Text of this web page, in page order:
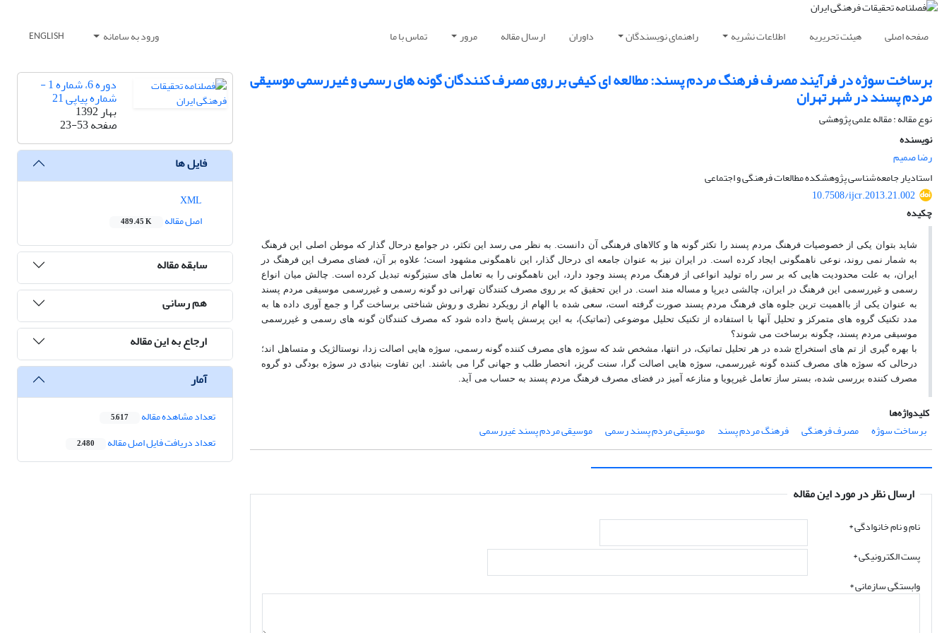
صفحه اصلی هیئت تحریریه اطلاعات نشریه راهنمای نویسندگان داوران ارسال مقاله مرور تماس با ما ورود به سامانه ENGLISH
برساخت سوژه در فرآیند مصرف فرهنگ مردم پسند: مطالعه ای کیفی بر روی مصرف کنندگان گونه های رسمی و غیررسمی موسیقی
مردم پسند در شهر تهران
نوع مقاله : مقاله علمی پژوهشی
نویسنده
رضا صمیم
استادیار جامعه‌شناسی پژوهشکده مطالعات فرهنگی و اجتماعی
10.7508/ijcr.2013.21.002
چکیده
شاید بتوان یکی از خصوصیات فرهنگ مردم پسند را تکثر گونه ها و کالاهای فرهنگی آن دانست. به نظر می رسد این تکثر، در جوامع درحال گذار که موطن اصلی این فرهنگ
به شمار نمی روند، نوعی ناهمگونی ایجاد کرده است. در ایران نیز به عنوان جامعه ای درحال گذار، این ناهمگونی مشهود است؛ علاوه بر آن، فضای مصرف این فرهنگ در
ایران، به علت محدودیت هایی که بر سر راه تولید انواعی از فرهنگ مردم پسند وجود دارد، این ناهمگونی را به تعامل های ستیزگونه تبدیل کرده است. چالش میان انواع
رسمی و غیررسمی این فرهنگ در ایران، چالشی دیرپا و مساله مند است. در این تحقیق که بر روی مصرف کنندگان تهرانی دو گونه رسمی و غیررسمی موسیقی مردم پسند
به عنوان یکی از بااهمیت ترین جلوه های فرهنگ مردم پسند صورت گرفته است، سعی شده با الهام از رویکرد نظری و روش شناختی برساخت گرا و جمع آوری داده ها به
مدد تکنیک گروه های متمرکز و تحلیل آنها با استفاده از تکنیک تحلیل موضوعی (تماتیک)، به این پرسش پاسخ داده شود که مصرف کنندگان گونه های رسمی و غیررسمی
موسیقی مردم پسند، چگونه برساخت می شوند؟
با بهره گیری از تم های استخراج شده در هر تحلیل تماتیک، در انتها، مشخص شد که سوژه های مصرف کننده گونه رسمی، سوژه هایی اصالت زدا، نوستالژیک و متساهل اند؛
درحالی که سوژه های مصرف کننده گونه غیررسمی، سوژه هایی اصالت گرا، سنت گریز، انحصار طلب و جهانی گرا می باشند. این تفاوت بنیادی در سوژه بودگی دو گروه
مصرف کننده بررسی شده، بستر ساز تعامل غیرپویا و منازعه آمیز در فضای مصرف فرهنگ مردم پسند به حساب می آید.
کلیدواژه‌ها
برساخت سوژه
مصرف فرهنگی فرهنگ مردم پسند موسیقی مردم پسند رسمی موسیقی مردم پسند غیررسمی
ارسال نظر در مورد این مقاله
نام و نام خانوادگی*
پست الکترونیکی*
وابستگی سازمانی *
دوره 6، شماره 1 -
شماره پیاپی 21
بهار 1392
صفحه23-53
فایل ها
اصل مقاله
489.45 K
سابقه مقاله
هم رسانی
ارجاع به این مقاله
آمار
تعداد مشاهده مقاله 5,617
تعداد دریافت فایل اصل مقاله 2,480